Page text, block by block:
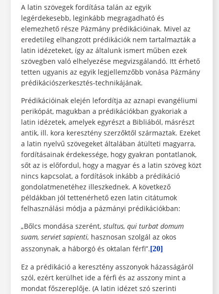
A latin szövegek fordítása talán az egyik
legérdekesebb, leginkább megragadható és
elemezhető része Pázmány prédikációinak. Mivel az
eredetileg elhangzott prédikációk nem tartalmazták a
latin idézeteket, így az általunk ismert műben ezek
szövegben való elhelyezése megvizsgálandó. Itt érhető
tetten ugyanis az egyik legjellemzőbb vonása Pázmány
prédikációszerkesztés-technikájának.
Prédikációinak elején lefordítja az aznapi evangéliumi
perikópát, magukban a prédikációkban gyakoriak a
latin idézetek, amelyek egyrészt a Bibliából, másrészt
antik, ill. kora keresztény szerzőktől származtak. Ezeket
a latin nyelvű szövegeket általában átülteti magyarra,
fordításainak érdekessége, hogy gyakran pontatlanok,
sőt az is előfordul, hogy a magyar és a latin szöveg közt
nincs kapcsolat, a fordítások inkább a prédikáció
gondolatmenetéhez illeszkednek. A következő
példákban jól tettenérhető ezen latin citátumok
felhasználási módja a pázmányi prédikációkban:
„Bőlcs mondása szerént, stultus, qui turbat domum
suam, serviet sapienti, hasznosan szolgál az okos
asszonynak, a háborgó és oktalan férfi”.[20]
Ez a prédikáció a keresztény asszonyok házasságáról
szól, ezért kerülhet ide a férfi és az asszony mint a
mondat főszereplője. (A latin idézet szó szerinti